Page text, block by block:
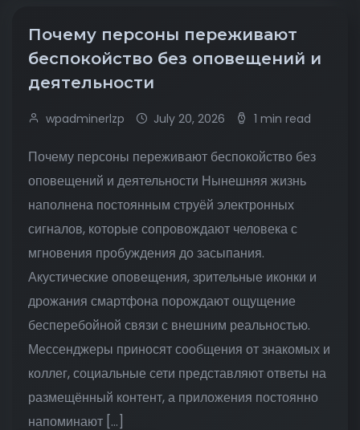
Почему персоны переживают
беспокойство без оповещений и
деятельности
wpadminerlzp July 20, 2026 1 min read
Почему персоны переживают беспокойство без
оповещений и деятельности Нынешняя жизнь
наполнена постоянным струёй электронных
сигналов, которые сопровождают человека с
мгновения пробуждения до засыпания.
Акустические оповещения, зрительные иконки и
дрожания смартфона порождают ощущение
бесперебойной связи с внешним реальностью.
Мессенджеры приносят сообщения от знакомых и
коллег, социальные сети представляют ответы на
размещённый контент, а приложения постоянно
напоминают […]